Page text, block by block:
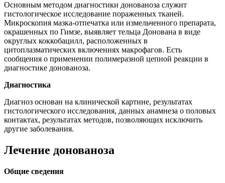
Основным методом диагностики донованоза служит
гистологическое исследование пораженных тканей.
Микроскопия мазка-отпечатка или измельченного препарата,
окрашенных по Гимзе, выявляет тельца Донована в виде
округлых коккобацилл, расположенных в
цитоплазматических включениях макрофагов. Есть
сообщения о применении полимеразной цепной реакции в
диагностике донованоза.
Диагностика
Диагноз основан на клинической картине, результатах
гистологического исследования, данных анамнеза о половых
контактах, результатах методов, позволяющих исключить
другие заболевания.
Лечение донованоза
Общие сведения